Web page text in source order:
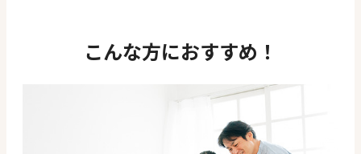
こんな方におすすめ！